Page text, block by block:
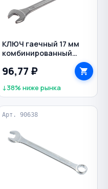
КЛЮЧ гаечный 17 мм
комбинированный
96,77 ₽
↓38% ниже рынка
Арт. 90638